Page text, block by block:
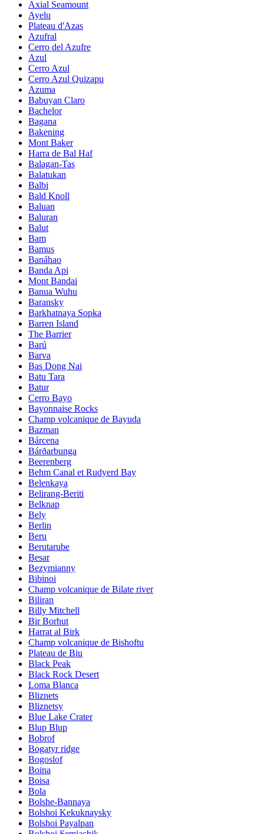
Axial Seamount
Ayelu
Plateau d'Azas
Azufral
Cerro del Azufre
Azul
Cerro Azul
Cerro Azul Quizapu
Azuma
Babuyan Claro
Bachelor
Bagana
Bakening
Mont Baker
Harra de Bal Haf
Balagan-Tas
Balatukan
Balbi
Bald Knoll
Baluan
Baluran
Balut
Bam
Bamus
Banáhao
Banda Api
Mont Bandai
Banua Wuhu
Baransky
Barkhatnaya Sopka
Barren Island
The Barrier
Barú
Barva
Bas Dong Nai
Batu Tara
Batur
Cerro Bayo
Bayonnaise Rocks
Champ volcanique de Bayuda
Bazman
Bárcena
Bárðarbunga
Beerenberg
Behm Canal et Rudyerd Bay
Belenkaya
Belirang-Beriti
Belknap
Bely
Berlin
Beru
Berutarube
Besar
Bezymianny
Bibinoi
Champ volcanique de Bilate river
Biliran
Billy Mitchell
Bir Borhut
Harrat al Birk
Champ volcanique de Bishoftu
Plateau de Biu
Black Peak
Black Rock Desert
Loma Blanca
Bliznets
Bliznetsy
Blue Lake Crater
Blup Blup
Bobrof
Bogatyr ridge
Bogoslof
Boina
Boisa
Bola
Bolshe-Bannaya
Bolshoi Kekuknaysky
Bolshoi Payalpan